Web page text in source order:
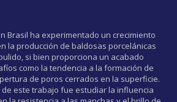
Brasil ha experimentado un crecimiento
la producción de baldosas porcelánicas
si bien proporciona un acabado
como la tendencia a la formación de
de poros cerrados en la superficie.
este trabajo fue estudiar la influencia